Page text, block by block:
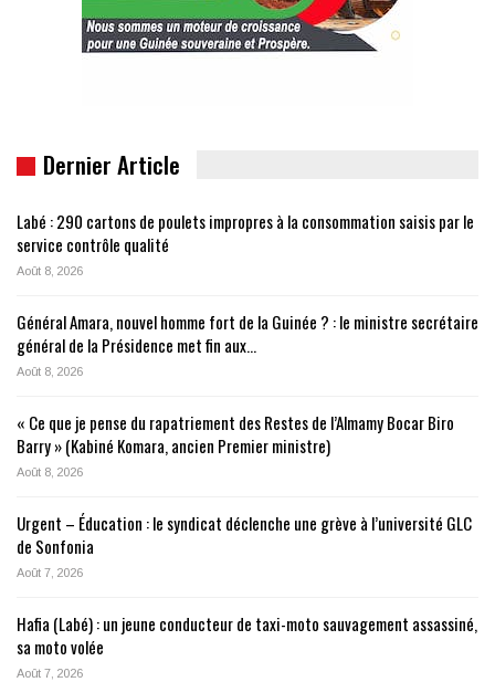
Dernier Article
Labé : 290 cartons de poulets impropres à la consommation saisis par le
service contrôle qualité
Août 8, 2026
Général Amara, nouvel homme fort de la Guinée ? : le ministre secrétaire
général de la Présidence met fin aux…
Août 8, 2026
« Ce que je pense du rapatriement des Restes de l’Almamy Bocar Biro
Barry » (Kabiné Komara, ancien Premier ministre)
Août 8, 2026
Urgent – Éducation : le syndicat déclenche une grève à l’université GLC
de Sonfonia
Août 7, 2026
Hafia (Labé) : un jeune conducteur de taxi-moto sauvagement assassiné,
sa moto volée
Août 7, 2026